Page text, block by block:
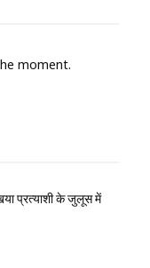
moment.
प्रत्याशी के जुलूस में